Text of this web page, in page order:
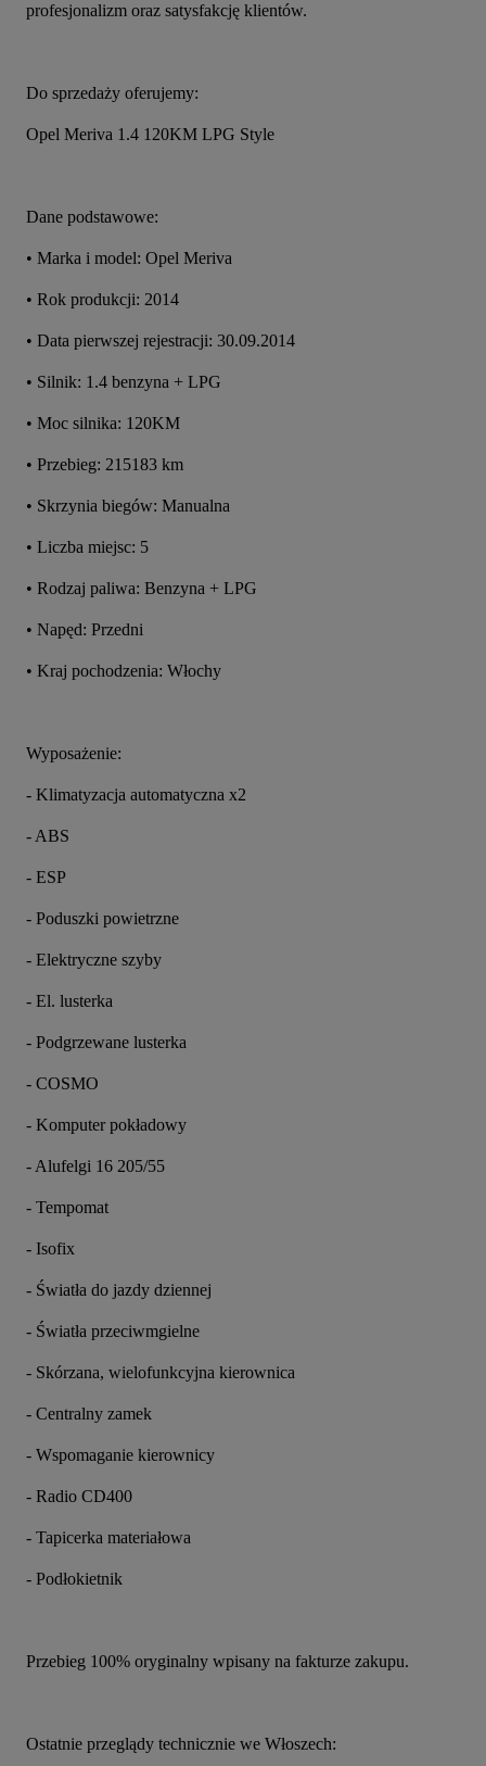
profesjonalizm oraz satysfakcję klientów.
Do sprzedaży oferujemy:
Opel Meriva 1.4 120KM LPG Style
Dane podstawowe:
• Marka i model: Opel Meriva
• Rok produkcji: 2014
• Data pierwszej rejestracji: 30.09.2014
• Silnik: 1.4 benzyna + LPG
• Moc silnika: 120KM
• Przebieg: 215183 km
• Skrzynia biegów: Manualna
• Liczba miejsc: 5
• Rodzaj paliwa: Benzyna + LPG
• Napęd: Przedni
• Kraj pochodzenia: Włochy
Wyposażenie:
- Klimatyzacja automatyczna x2
- ABS
- ESP
- Poduszki powietrzne
- Elektryczne szyby
- El. lusterka
- Podgrzewane lusterka
- COSMO
- Komputer pokładowy
- Alufelgi 16 205/55
- Tempomat
- Isofix
- Światła do jazdy dziennej
- Światła przeciwmgielne
- Skórzana, wielofunkcyjna kierownica
- Centralny zamek
- Wspomaganie kierownicy
- Radio CD400
- Tapicerka materiałowa
- Podłokietnik
Przebieg 100% oryginalny wpisany na fakturze zakupu.
Ostatnie przeglądy technicznie we Włoszech: